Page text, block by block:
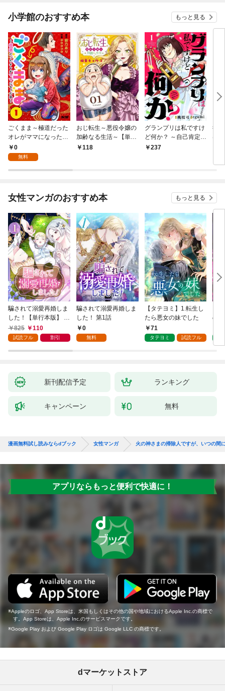
小学館のおすすめ本 もっと見る
ごくまま～極道だった
オレがママになった話
～【単話】（１）
0
無料
おじ転生～悪役令嬢の
加齢なる生活～【単
話】（１）
118
グランプリは私ですけ
ど何か？ ～自己肯定モ
ンスターのミスコン無
237
後
は
女性マンガのおすすめ本 もっと見る
騙されて溺愛再婚しま
した！【単行本版】 1
巻825 110
試読フル 割引
騙されて溺愛再婚しま
した！ 第1話
0
無料
【タテヨミ】1.転生し
たら悪女の妹でした
71
タテヨミ 試読フル
の
新刊配信予定 ランキング
キャンペーン 無料
漫画無料試し読みならdブック 女性マンガ 火の神さまの掃除人ですが、いつの間
アプリならもっと便利で快適に！
Appleのロゴ、App Storeは、米国もしくはその他の国や地域におけるApple Inc.の商標で
す。App Storeは、Apple Inc.のサービスマークです。
Google Play および Google Play ロゴは Google LLC の商標です。
dマーケットストア